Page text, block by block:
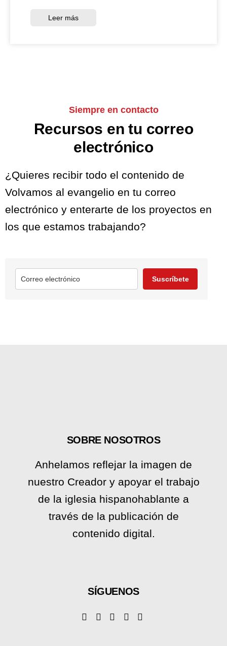
Leer más
Siempre en contacto
Recursos en tu correo
electrónico
¿Quieres recibir todo el contenido de
Volvamos al evangelio en tu correo
electrónico y enterarte de los proyectos en
los que estamos trabajando?
Suscríbete
SOBRE NOSOTROS
Anhelamos reflejar la imagen de
nuestro Creador y apoyar el trabajo
de la iglesia hispanohablante a
través de la publicación de
contenido digital.
SÍGUENOS